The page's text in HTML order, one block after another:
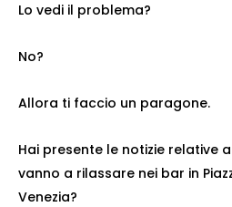
Lo vedi il problema?
No?
Allora ti faccio un paragone.
Hai presente le notizie relative
vanno a rilassare nei bar in
Venezia?